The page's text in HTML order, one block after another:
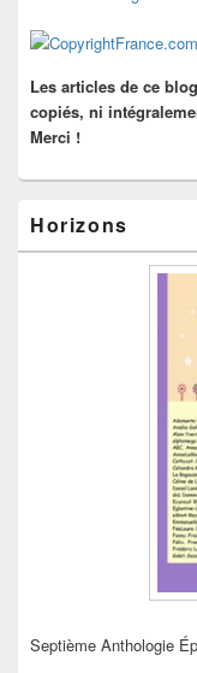
pour
barre
Les articles de ce
copiés, ni
Merci !
Horizons
Septième Anthologie